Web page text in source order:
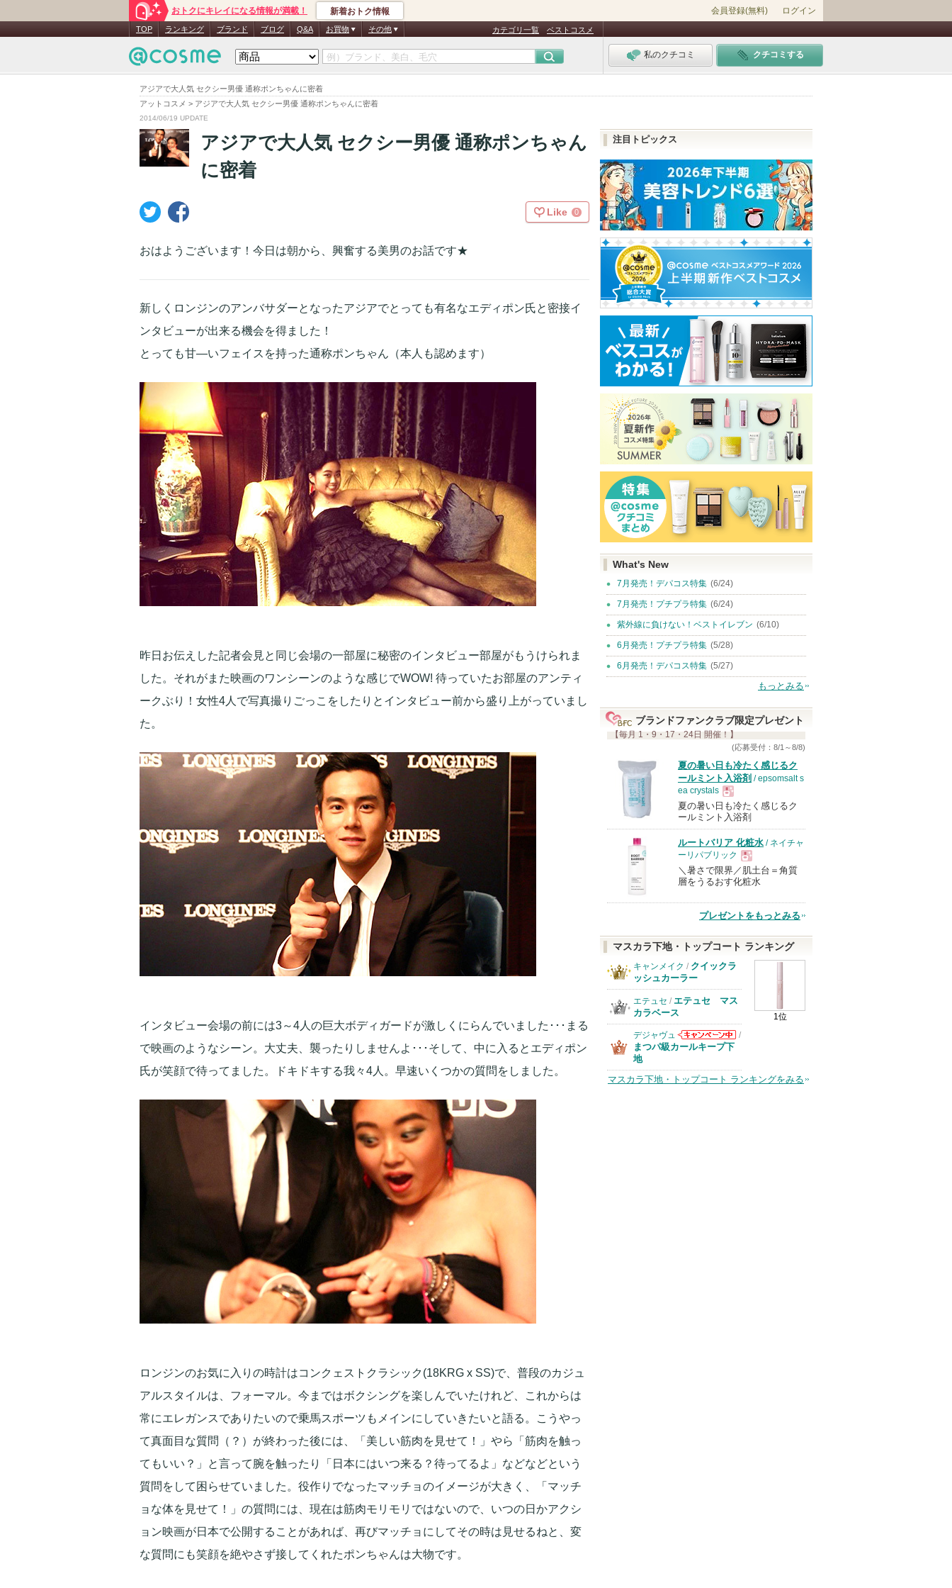
アジアで大人気 セクシー男優 通称ポンちゃんに密着
アットコスメ > アジアで大人気 セクシー男優 通称ポンちゃんに密着
おトクにキレイになる情報が満載！ 新着おトク情報 会員登録(無料) ログイン
TOP ランキング ブランド ブログ Q&A お買物 その他 カテゴリ一覧 ベストコスメ
私のクチコミ クチコミする
2014/06/19 UPDATE
アジアで大人気 セクシー男優 通称ポンちゃん
に密着
Like 0
おはようございます！今日は朝から、興奮する美男のお話です★
新しくロンジンのアンバサダーとなったアジアでとっても有名なエディポン氏と密接イ
ンタビューが出来る機会を得ました！
とっても甘—いフェイスを持った通称ポンちゃん（本人も認めます）
昨日お伝えした記者会見と同じ会場の一部屋に秘密のインタビュー部屋がもうけられま
した。それがまた映画のワンシーンのような感じでWOW! 待っていたお部屋のアンティ
ークぶり！女性4人で写真撮りごっこをしたりとインタビュー前から盛り上がっていまし
た。
インタビュー会場の前には3～4人の巨大ボディガードが激しくにらんでいました･･･まる
で映画のようなシーン。大丈夫、襲ったりしませんよ･･･そして、中に入るとエディポン
氏が笑顔で待ってました。ドキドキする我々4人。早速いくつかの質問をしました。
ロンジンのお気に入りの時計はコンクェストクラシック(18KRG x SS)で、普段のカジュ
アルスタイルは、フォーマル。今まではボクシングを楽しんでいたけれど、これからは
常にエレガンスでありたいので乗馬スポーツもメインにしていきたいと語る。こうやっ
て真面目な質問（？）が終わった後には、「美しい筋肉を見せて！」やら「筋肉を触っ
てもいい？」と言って腕を触ったり「日本にはいつ来る？待ってるよ」などなどという
質問をして困らせていました。役作りでなったマッチョのイメージが大きく、「マッチ
ョな体を見せて！」の質問には、現在は筋肉モリモリではないので、いつの日かアクシ
ョン映画が日本で公開することがあれば、再びマッチョにしてその時は見せるねと、変
な質問にも笑顔を絶やさず接してくれたポンちゃんは大物です。
注目トピックス
What's New
7月発売！デパコス特集 (6/24)
7月発売！プチプラ特集 (6/24)
紫外線に負けない！ベストイレブン (6/10)
6月発売！プチプラ特集 (5/28)
6月発売！デパコス特集 (5/27)
もっとみる
ブランドファンクラブ限定プレゼント
【毎月 1・9・17・24日 開催！】
(応募受付：8/1～8/8)
夏の暑い日も冷たく感じるク
ールミント入浴剤 / epsomsalt s
ea crystals
現
品
夏の暑い日も冷たく感じるク
ールミント入浴剤
ルートバリア 化粧水 / ネイチャ
ーリパブリック
現
品
＼暑さで限界／肌土台＝角質
層をうるおす化粧水
プレゼントをもっとみる
マスカラ下地・トップコート ランキング
1位
キャンメイク / クイックラ
ッシュカーラー
エテュセ / エテュセ マス
カラベース
デジャヴュ
デジャヴュから
のお知らせがあ
/
まつパ級カールキープ下
地
マスカラ下地・トップコート ランキングをみる